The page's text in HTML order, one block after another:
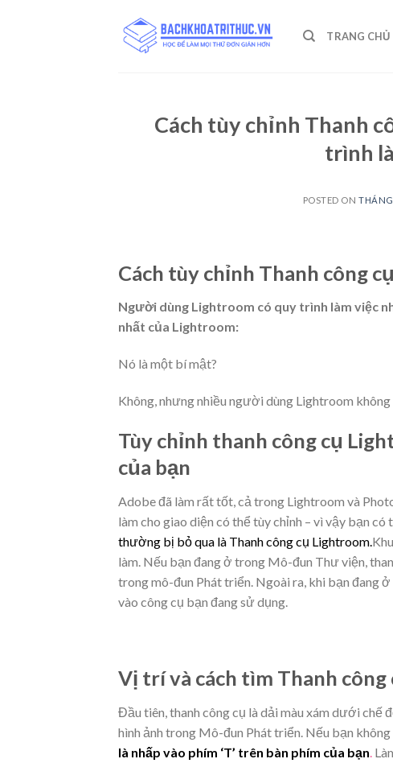
TRANG CHỦ
Cách tùy chỉnh Thanh
trình
POSTED ON
Cách tùy chỉnh Thanh công
Người dùng Lightroom có ​​quy trình làm việc
nhất của Lightroom:
Nó là một bí mật?
Không, nhưng nhiều người dùng Lightroom
Tùy chỉnh thanh công cụ
của bạn
Adobe đã làm rất tốt, cả trong Lightroom và
làm cho giao diện có thể tùy chỉnh – vì vậy bạn có
thường bị bỏ qua là Thanh công cụ Lightroom.
làm. Nếu bạn đang ở trong Mô-đun Thư viện,
trong mô-đun Phát triển. Ngoài ra, khi bạn đang
vào công cụ bạn đang sử dụng.
Vị trí và cách tìm Thanh
Đầu tiên, thanh công cụ là dải màu xám dưới
hình ảnh trong Mô-đun Phát triển. Nếu bạn
là nhấp vào phím ‘T’ trên bàn phím của bạn.